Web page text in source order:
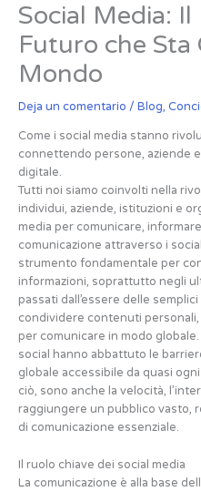
Social Media:
Futuro che Sta
Mondo
Deja un comentario / Blog,
Come i social media stanno
connettendo persone, aziende
digitale.
Tutti noi siamo coinvolti nella
individui, aziende, istituzioni e
media per comunicare,
comunicazione attraverso i
strumento fondamentale per
informazioni, soprattutto negli
passati dall’essere delle
condividere contenuti
per comunicare in modo
social hanno abbattuto le
globale accessibile da quasi
ciò, sono anche la velocità,
raggiungere un pubblico vasto,
di comunicazione essenziale.
Il ruolo chiave dei social media
La comunicazione è alla base